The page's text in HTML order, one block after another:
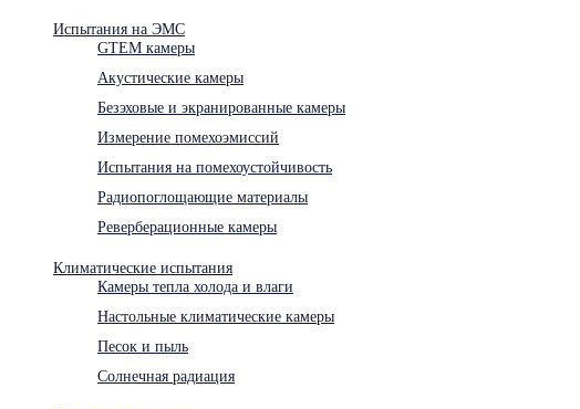
Испытания на ЭМС
GTEM камеры
Акустические камеры
Безэховые и экранированные камеры
Измерение помехоэмиссий
Испытания на помехоустойчивость
Радиопоглощающие материалы
Реверберационные камеры
Климатические испытания
Камеры тепла холода и влаги
Настольные климатические камеры
Песок и пыль
Солнечная радиация